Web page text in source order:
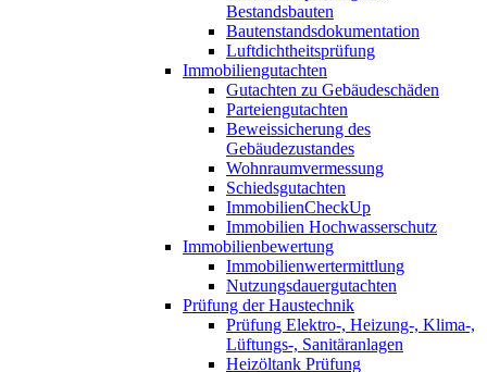
Bestandsbauten
Bautenstandsdokumentation
Luftdichtheitsprüfung
Immobiliengutachten
Gutachten zu Gebäudeschäden
Parteiengutachten
Beweissicherung des
Gebäudezustandes
Wohnraumvermessung
Schiedsgutachten
ImmobilienCheckUp
Immobilien Hochwasserschutz
Immobilienbewertung
Immobilienwertermittlung
Nutzungsdauergutachten
Prüfung der Haustechnik
Prüfung Elektro-, Heizung-, Klima-,
Lüftungs-, Sanitäranlagen
Heizöltank Prüfung